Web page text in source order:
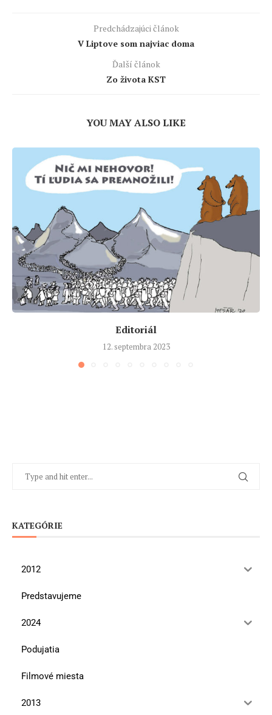
Predchádzajúci článok
V Liptove som najviac doma
Ďalší článok
Zo života KST
YOU MAY ALSO LIKE
Editoriál
12. septembra 2023
KATEGÓRIE
2012
Predstavujeme
2024
Podujatia
Filmové miesta
2013